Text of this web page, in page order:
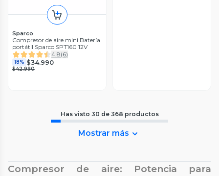
Sparco
Compresor de aire mini Batería
portátil Sparco SPT160 12V
4.8(6)
18% $34.990
$42.990
Has visto 30 de 368 productos
Mostrar más
Compresor de aire: Potencia para